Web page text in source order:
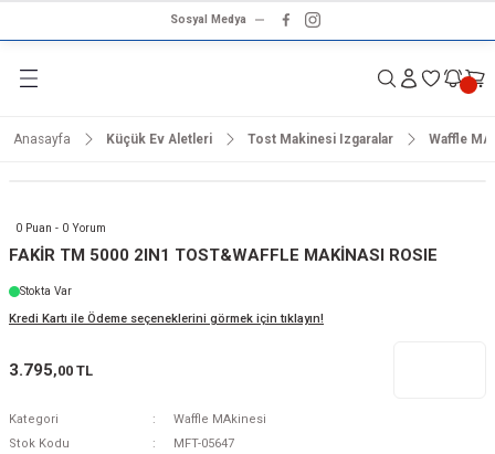
Sosyal Medya
Geri Dön
Geri Dön
Geri Dön
Ürünleri
Geri Dön
& Ses Sistemleri
Geri Dön
Geri Dön
Geri Dön
Anasayfa Küçük Ev Aletleri Tost Makinesi Izgaralar Waffle
0 Puan - 0 Yorum
FAKİR TM 5000 2IN1 TOST&WAFFLE MAKİNASI ROSIE
Stokta Var
Kredi Kartı ile Ödeme seçeneklerini görmek için tıklayın!
3.795,00 TL
Kategori
Waffle MAkinesi
Stok Kodu
MFT-05647